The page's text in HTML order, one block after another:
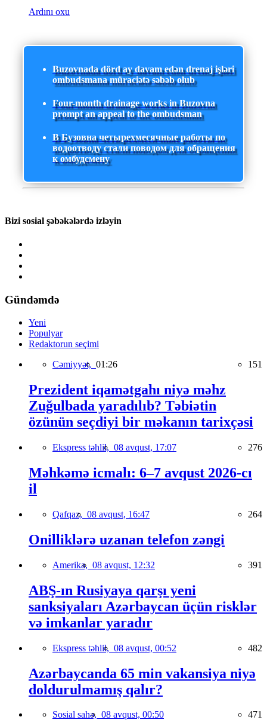
Ardını oxu
Buzovnada dörd ay davam edən drenaj işləri
ombudsmana müraciətə səbəb olub
Four-month drainage works in Buzovna
prompt an appeal to the ombudsman
В Бузовна четырехмесячные работы по
водоотводу стали поводом для обращения
к омбудсмену
Bizi sosial şəbəkələrdə izləyin
Gündəmdə
Yeni
Populyar
Redaktorun seçimi
Cəmiyyət, 01:26 151
Prezident iqamətgahı niyə məhz
Zuğulbada yaradılıb? Təbiətin
özünün seçdiyi bir məkanın tarixçəsi
Ekspress təhlil, 08 avqust, 17:07 276
Məhkəmə icmalı: 6–7 avqust 2026-cı
il
Qafqaz, 08 avqust, 16:47 264
Onilliklərə uzanan telefon zəngi
Amerika, 08 avqust, 12:32 391
ABŞ-ın Rusiyaya qarşı yeni
sanksiyaları Azərbaycan üçün risklər
və imkanlar yaradır
Ekspress təhlil, 08 avqust, 00:52 482
Azərbaycanda 65 min vakansiya niyə
doldurulmamış qalır?
Sosial sahə, 08 avqust, 00:50 471